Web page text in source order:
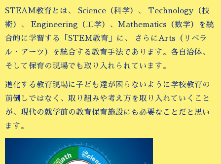
STEAM教育とは、 Science（科学）、 Technology（技
術）、 Engineering（工学）、Mathematics（数学）を統
合的に学習する「STEM教育」に、 さらにArts（リベラ
ル・アーツ）を統合する教育手法であります。各自治体、
そして保育の現場でも取り入れられています。
進化する教育現場に子ども達が困らないように学校教育の
前倒しではなく、取り組みや考え方を取り入れていくこと
が、現代の就学前の教育保育施設にも必要なことだと思い
ます。